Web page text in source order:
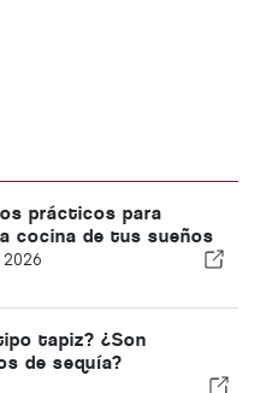
prácticos para
cocina de tus sueños
2026
tapiz? ¿Son
de sequía?